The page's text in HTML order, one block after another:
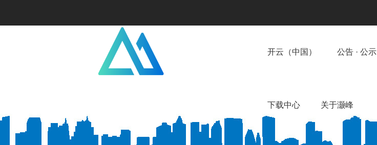
开云（中国） 公告 · 公示
下载中心 关于灏峰